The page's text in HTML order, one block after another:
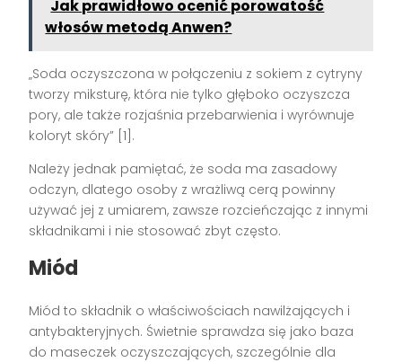
Jak prawidłowo ocenić porowatość
włosów metodą Anwen?
„Soda oczyszczona w połączeniu z sokiem z cytryny
tworzy miksturę, która nie tylko głęboko oczyszcza
pory, ale także rozjaśnia przebarwienia i wyrównuje
koloryt skóry” [1].
Należy jednak pamiętać, że soda ma zasadowy
odczyn, dlatego osoby z wrażliwą cerą powinny
używać jej z umiarem, zawsze rozcieńczając z innymi
składnikami i nie stosować zbyt często.
Miód
Miód to składnik o właściwościach nawilżających i
antybakteryjnych. Świetnie sprawdza się jako baza
do maseczek oczyszczających, szczególnie dla